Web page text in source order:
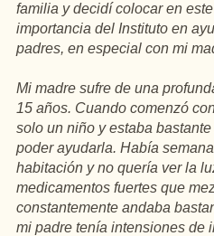
familia y decidí colocar en
importancia del Instituto en
padres, en especial con mi
Mi madre sufre de una
15 años. Cuando comenzó
solo un niño y estaba
poder ayudarla. Había
habitación y no quería ver la
medicamentos fuertes que
constantemente andaba
mi padre tenía intensiones de